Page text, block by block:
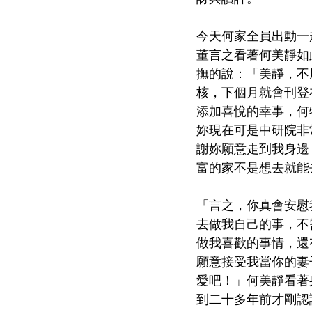
今天何家全員出動
董言之看著何美靜
撫的說：「美靜，
核，下個月就會刊
添加喜悅的幸事，
妳現在可是中研院
謝妳願意走到我身
富的家不是想去就
「言之，你真會安
去做我自己的事，
做我喜歡的事情，
願意接受我當你的
愛吧！」何美靜看
到二十多年前才剛